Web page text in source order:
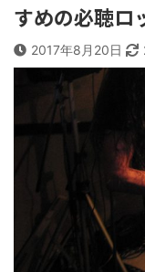
すめの必聴ロ
2017年8月20日